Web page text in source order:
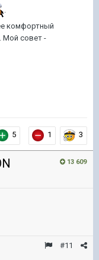
.
комфортный
Мой совет -
5 1 3
13 609
#11